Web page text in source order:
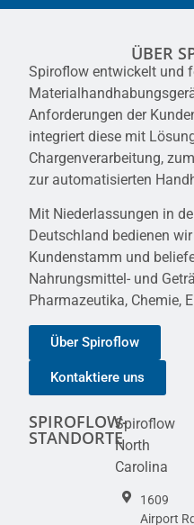
ÜBER
Spiroflow entwickelt und
Anforderungen der
integriert diese mit
Chargenverarbeitung,
zur automatisierten
Mit Niederlassungen in
Deutschland bedienen
Kundenstamm und
Nahrungsmittel- und
Pharmazeutika, Chemie,
Über Spiroflow
Kontaktiere uns
SPIROFLOW-
STANDORTE
Spiroflow
North
Carolina
1609
Airport